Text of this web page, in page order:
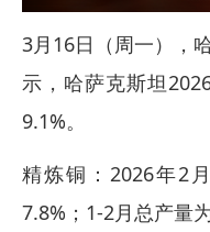
3月16日（周一），
示，哈萨克斯坦
9.1%。
精炼铜：2026年2
7.8%；1-2月总产量